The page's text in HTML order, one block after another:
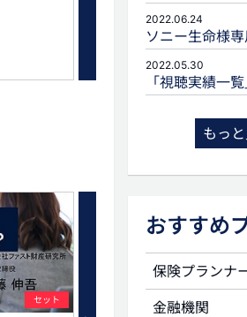
セット
2022.06.24
2022.05.30
もっ
おすすめ
保険プランナ
金融機関